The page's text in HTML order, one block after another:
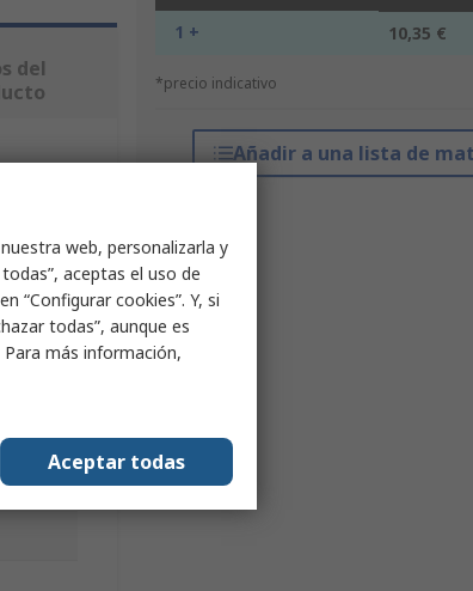
1 + 10,35 €
*precio indicativo
Añadir a una lista de
del
web, personalizarla y
aceptas el uso de
“Configurar cookies”. Y, si
todas”, aunque es
más información,
Aceptar todas